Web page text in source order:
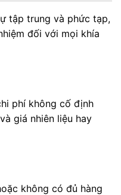
tập trung và phức tạp,
đối với mọi khía
phí không cố định
giá nhiên liệu hay
không có đủ hàng